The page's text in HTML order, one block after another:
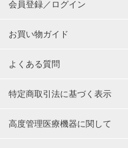
会員登録／ログイン
お買い物ガイド
よくある質問
特定商取引法に基づく表示
高度管理医療機器に関して